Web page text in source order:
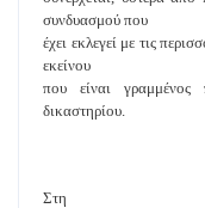
συνδυασμού που
έχει εκλεγεί με τις
εκείνου
που είναι
δικαστηρίου.
Στη